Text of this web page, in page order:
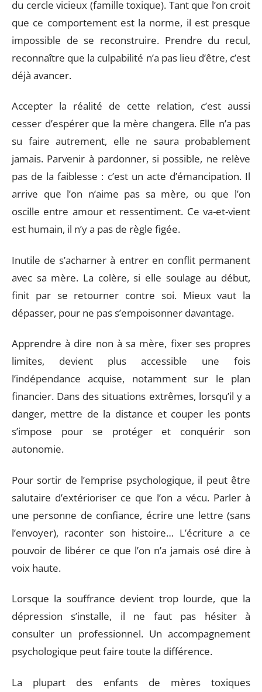
du cercle vicieux (famille toxique). Tant que l’on croit
que ce comportement est la norme, il est presque
impossible de se reconstruire. Prendre du recul,
reconnaître que la culpabilité n’a pas lieu d’être, c’est
déjà avancer.
Accepter la réalité de cette relation, c’est aussi
cesser d’espérer que la mère changera. Elle n’a pas
su faire autrement, elle ne saura probablement
jamais. Parvenir à pardonner, si possible, ne relève
pas de la faiblesse : c’est un acte d’émancipation. Il
arrive que l’on n’aime pas sa mère, ou que l’on
oscille entre amour et ressentiment. Ce va-et-vient
est humain, il n’y a pas de règle figée.
Inutile de s’acharner à entrer en conflit permanent
avec sa mère. La colère, si elle soulage au début,
finit par se retourner contre soi. Mieux vaut la
dépasser, pour ne pas s’empoisonner davantage.
Apprendre à dire non à sa mère, fixer ses propres
limites, devient plus accessible une fois
l’indépendance acquise, notamment sur le plan
financier. Dans des situations extrêmes, lorsqu’il y a
danger, mettre de la distance et couper les ponts
s’impose pour se protéger et conquérir son
autonomie.
Pour sortir de l’emprise psychologique, il peut être
salutaire d’extérioriser ce que l’on a vécu. Parler à
une personne de confiance, écrire une lettre (sans
l’envoyer), raconter son histoire… L’écriture a ce
pouvoir de libérer ce que l’on n’a jamais osé dire à
voix haute.
Lorsque la souffrance devient trop lourde, que la
dépression s’installe, il ne faut pas hésiter à
consulter un professionnel. Un accompagnement
psychologique peut faire toute la différence.
La plupart des enfants de mères toxiques